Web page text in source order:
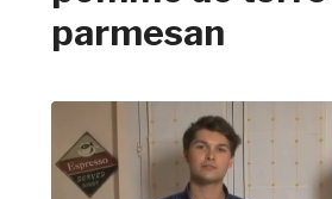
parmesan